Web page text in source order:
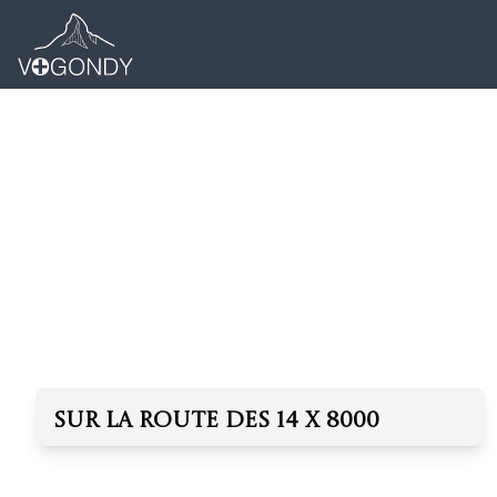
Sur la route des 14 X 8000